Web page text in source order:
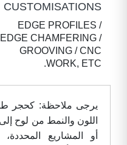
CUSTOMISATIONS
EDGE PROFILES /
EDGE CHAMFERING /
GROOVING / CNC
WORK, ETC.
يرجى ملاحظة: كحجر
اللون والنمط من لوح
أو المشاريع